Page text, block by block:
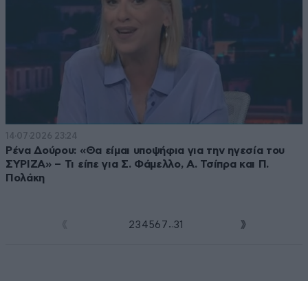
14·07·2026 23:24
Ρένα Δούρου: «Θα είμαι υποψήφια για την ηγεσία του
ΣΥΡΙΖΑ» – Τι είπε για Σ. Φάμελλο, Α. Τσίπρα και Π.
Πολάκη
23 4 56 7 ...31